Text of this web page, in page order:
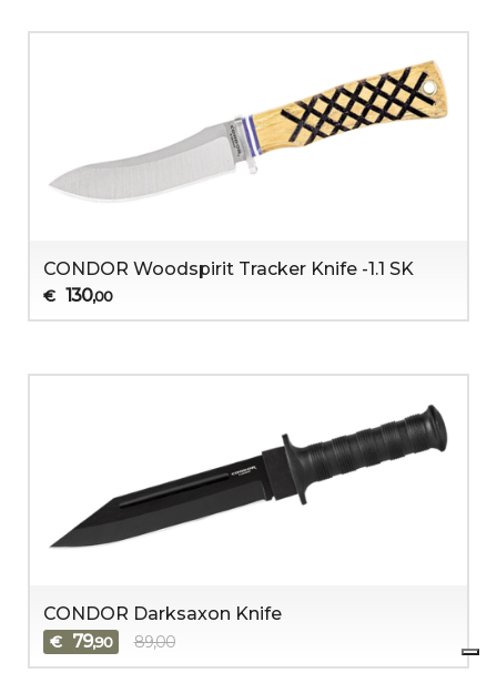
CONDOR Woodspirit Tracker Knife -1.1 SK
€ 130,00
CONDOR Darksaxon Knife
€ 79,90 89,00